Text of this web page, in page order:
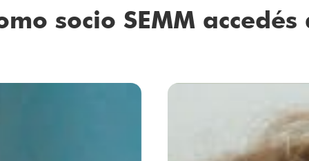
socio SEMM accedés